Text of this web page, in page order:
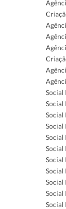
Social
Social
Social
Social
Social
Social
Social
Social
Social
Social
Social